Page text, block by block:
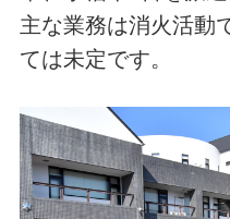
主な業務は消火活動
ては未定です。